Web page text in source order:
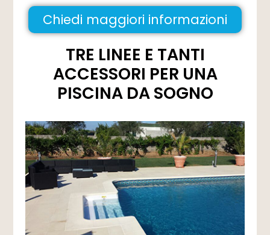
Chiedi maggiori informazioni
TRE LINEE E TANTI
ACCESSORI PER UNA
PISCINA DA SOGNO